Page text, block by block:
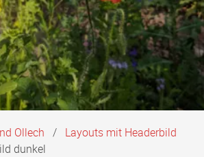
Ollech
Layouts mit Headerbild
dunkel